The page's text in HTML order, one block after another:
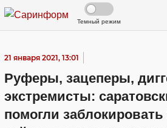
Темный режим
21 января 2021, 13:01
Руферы, зацеперы,
экстремисты:
помогли